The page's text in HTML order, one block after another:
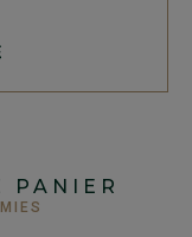
PANIER